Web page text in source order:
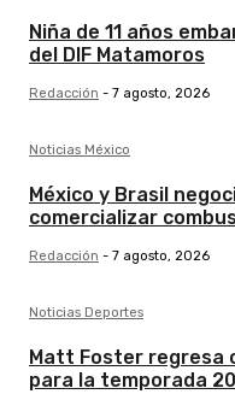
Niña de 11 años
del DIF Matamoros
Redacción - 7 agosto, 2026
Noticias México
México y Brasil
comercializar
Redacción - 7 agosto, 2026
Noticias Deportes
Matt Foster regresa
para la temporada